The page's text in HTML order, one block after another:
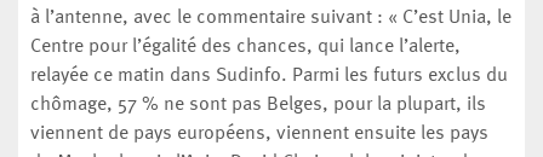
à l’antenne, avec le commentaire suivant : « C’est Unia, le
Centre pour l’égalité des chances, qui lance l’alerte,
relayée ce matin dans Sudinfo. Parmi les futurs exclus du
chômage, 57 % ne sont pas Belges, pour la plupart, ils
viennent de pays européens, viennent ensuite les pays